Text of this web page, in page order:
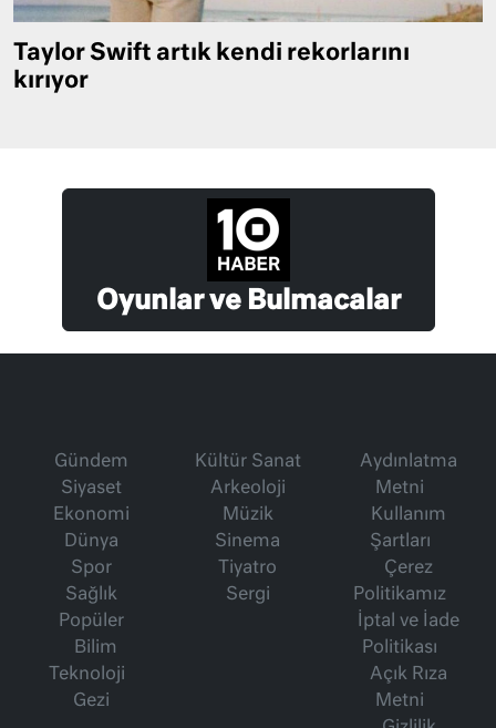
Taylor Swift artık kendi rekorlarını
kırıyor
Oyunlar ve Bulmacalar
Gündem
Siyaset
Ekonomi
Dünya
Spor
Sağlık
Popüler
Bilim
Teknoloji
Gezi
Kültür Sanat
Arkeoloji
Müzik
Sinema
Tiyatro
Sergi
Aydınlatma
Metni
Kullanım
Şartları
Çerez
Politikamız
İptal ve İade
Politikası
Açık Rıza
Metni